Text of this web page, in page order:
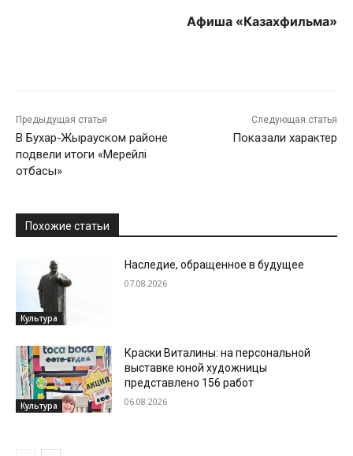
Афиша «Казахфильма»
Предыдущая статья
В Бухар-Жырауском районе
подвели итоги «Мерейлі
отбасы»
Следующая статья
Показали характер
Похожие статьи
Культура
Наследие, обращенное в будущее
07.08.2026
Культура
Краски Виталины: на персональной
выставке юной художницы
представлено 156 работ
06.08.2026